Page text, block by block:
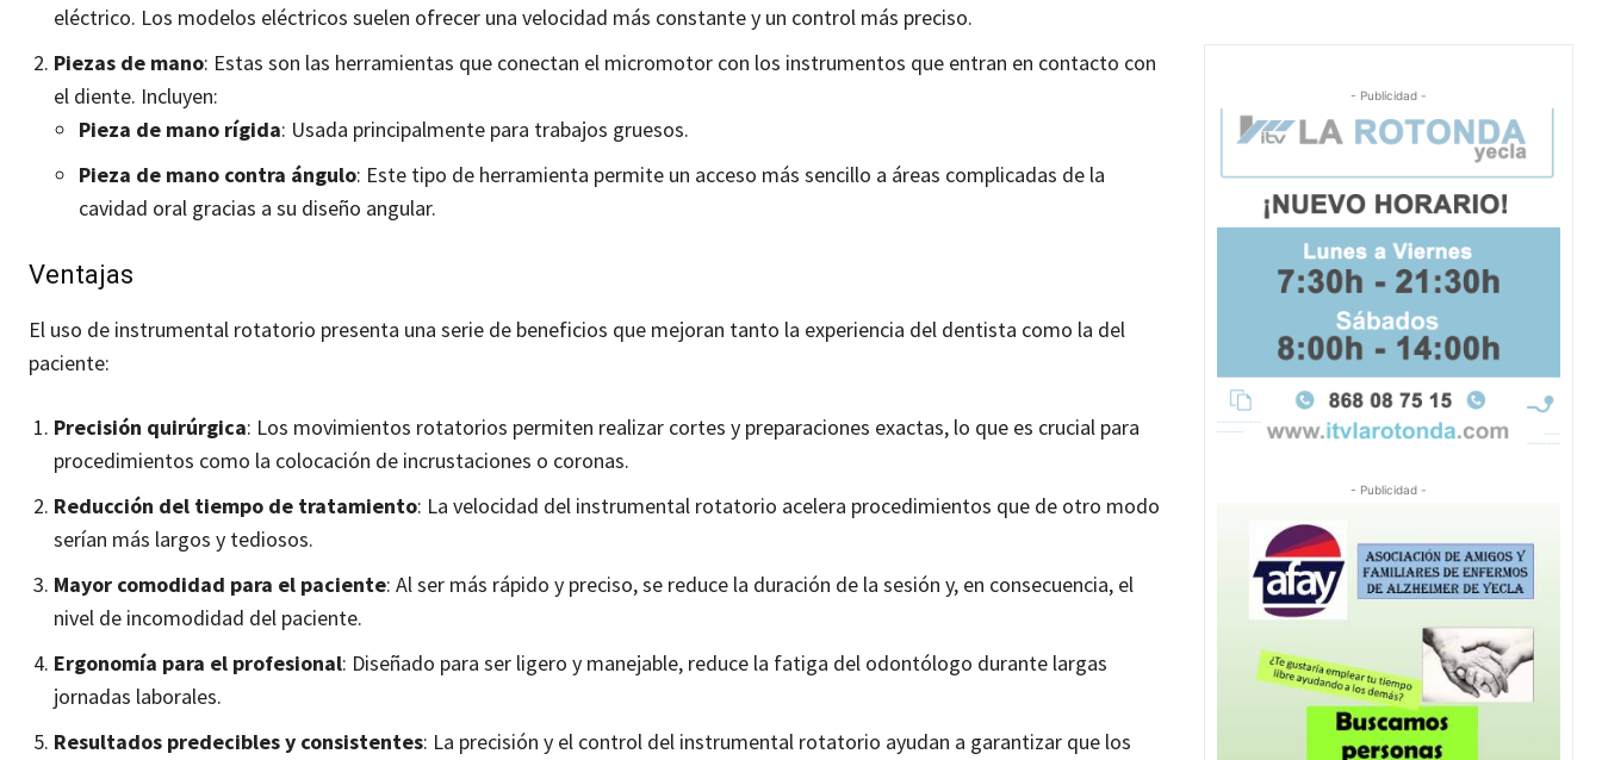
eléctrico. Los modelos eléctricos suelen ofrecer una velocidad más constante y un control más preciso.
Piezas de mano: Estas son las herramientas que conectan el micromotor con los instrumentos que entran en contacto con
el diente. Incluyen:
Pieza de mano rígida: Usada principalmente para trabajos gruesos.
Pieza de mano contra ángulo: Este tipo de herramienta permite un acceso más sencillo a áreas complicadas de la
cavidad oral gracias a su diseño angular.
Ventajas
El uso de instrumental rotatorio presenta una serie de beneficios que mejoran tanto la experiencia del dentista como la del
paciente:
Precisión quirúrgica: Los movimientos rotatorios permiten realizar cortes y preparaciones exactas, lo que es crucial para
procedimientos como la colocación de incrustaciones o coronas.
Reducción del tiempo de tratamiento: La velocidad del instrumental rotatorio acelera procedimientos que de otro modo
serían más largos y tediosos.
Mayor comodidad para el paciente: Al ser más rápido y preciso, se reduce la duración de la sesión y, en consecuencia, el
nivel de incomodidad del paciente.
Ergonomía para el profesional: Diseñado para ser ligero y manejable, reduce la fatiga del odontólogo durante largas
jornadas laborales.
Resultados predecibles y consistentes: La precisión y el control del instrumental rotatorio ayudan a garantizar que los
- Publicidad -
- Publicidad -